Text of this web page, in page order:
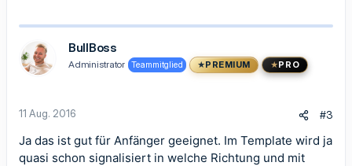
BullBoss
Administrator Teammitglied PREMIUM PRO
11 Aug. 2016 #3
Ja das ist gut für Anfänger geeignet. Im Template wird ja
quasi schon signalisiert in welche Richtung und mit